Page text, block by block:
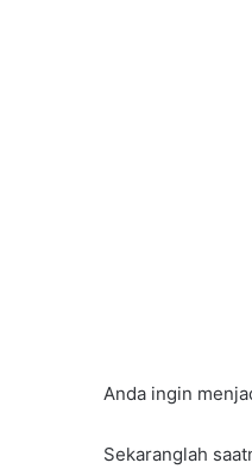
Anda ingin
Sekaranglah